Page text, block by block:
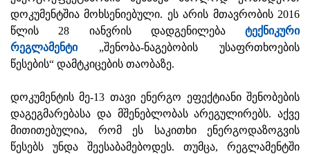
დოკუმენტშია მოხსენიებული. ეს არის მთავრობის 2016
წლის 28 იანვრის დადგენილება ტექნიკური
რეგლამენტი„შენობა-ნაგებობის უსაფრთხოების
წესების“ დამტკიცების თაობაზე.
დოკუმენტის მე-13 თავი ენერგო ეფექტიანი შენობების
დაგეგმარებასა და მშენებლობას არეგულირებს. აქვე
მითითებულია, რომ ეს საკითხი ენერგოდაზოგვის
წესებს უნდა შეესაბამებოდეს. თუმცა, რეგლამენტში